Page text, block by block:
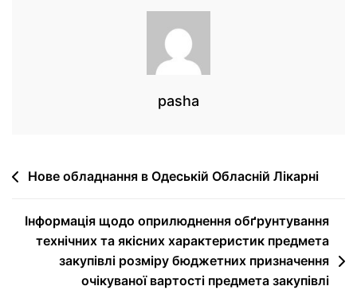
pasha
Нове обладнання в Одеській Обласній Лікарні
Інформація щодо оприлюднення обґрунтування
технічних та якісних характеристик предмета
закупівлі розміру бюджетних призначення
очікуваної вартості предмета закупівлі